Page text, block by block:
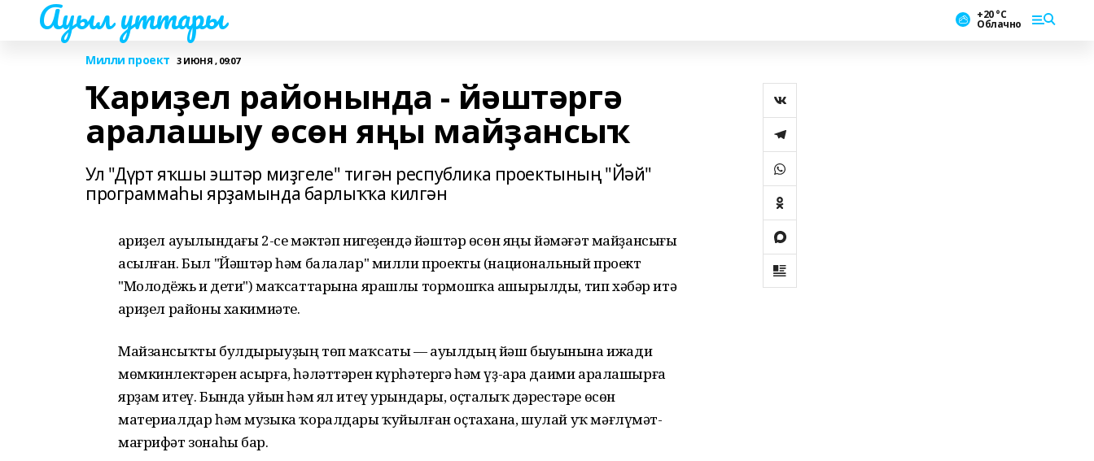
Ауыл уттары +20 °С
Облачно
Милли проект 3 ИЮНЯ , 09:07
Ҡариҙел районында - йәштәргә
аралашыу өсөн яңы майҙансыҡ
Ул "Дүрт яҡшы эштәр миҙгеле" тигән республика проектының "Йәй"
программаһы ярҙамында барлыҡҡа килгән
Ҡариҙел ауылындағы 2-се мәктәп нигеҙендә йәштәр өсөн яңы йәмәғәт майҙансығы
асылған. Был "Йәштәр һәм балалар" милли проекты (национальный проект
"Молодёжь и дети") маҡсаттарына ярашлы тормошҡа ашырылды, тип хәбәр итә
Ҡариҙел районы хакимиәте.
Майзансыҡты булдырыуҙың төп маҡсаты — ауылдың йәш быуынына ижади
мөмкинлектәрен асырға, һәләттәрен күрһәтергә һәм үҙ-ара даими аралашырға
ярҙам итеү. Бында уйын һәм ял итеү урындары, оҫталыҡ дәрестәре өсөн
материалдар һәм музыка ҡоралдары ҡуйылған оҫтахана, шулай уҡ мәғлүмәт-
мағрифәт зонаһы бар.